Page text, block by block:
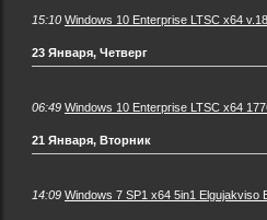
15:10 Windows 10 Enterprise LTSC x64
23 Января, Четверг
06:49 Windows 10 Enterprise LTSC x64
21 Января, Вторник
14:09 Windows 7 SP1 x64 5in1 Elgujakviso